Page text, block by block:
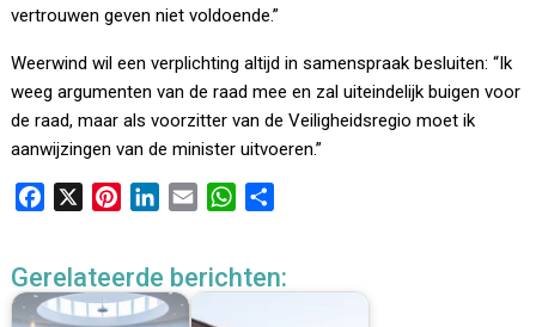
vertrouwen geven niet voldoende.”
Weerwind wil een verplichting altijd in samenspraak besluiten: “Ik
weeg argumenten van de raad mee en zal uiteindelijk buigen voor
de raad, maar als voorzitter van de Veiligheidsregio moet ik
aanwijzingen van de minister uitvoeren.”
e
b
t
e
k
e
i
W
t
e
Gerelateerde berichten: